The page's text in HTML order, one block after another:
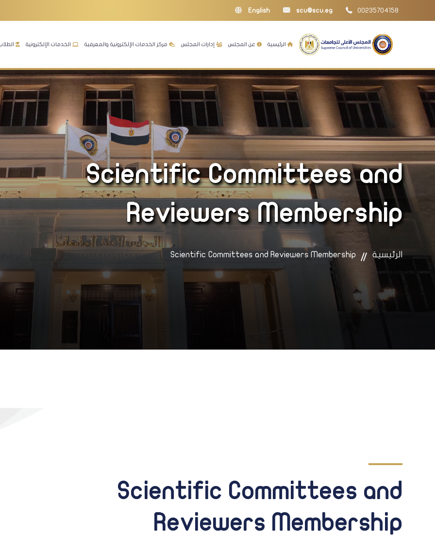
00235704158
scu@scu.eg
English
الرئيسية عن المجلس إدارات المجلس مركز الخدمات الإلكترونية والمعرفية الخدمات الإلكترونية
Scientific Committees and
Reviewers Membership
الرئيسية Scientific Committees and Reviewers Membership
Scientific Committees and
Reviewers Membership